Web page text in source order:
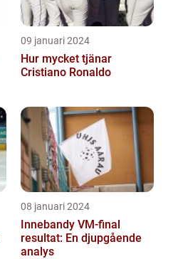
09 januari 2024
Hur mycket tjänar
Cristiano Ronaldo
08 januari 2024
Innebandy VM-final
resultat: En djupgående
analys